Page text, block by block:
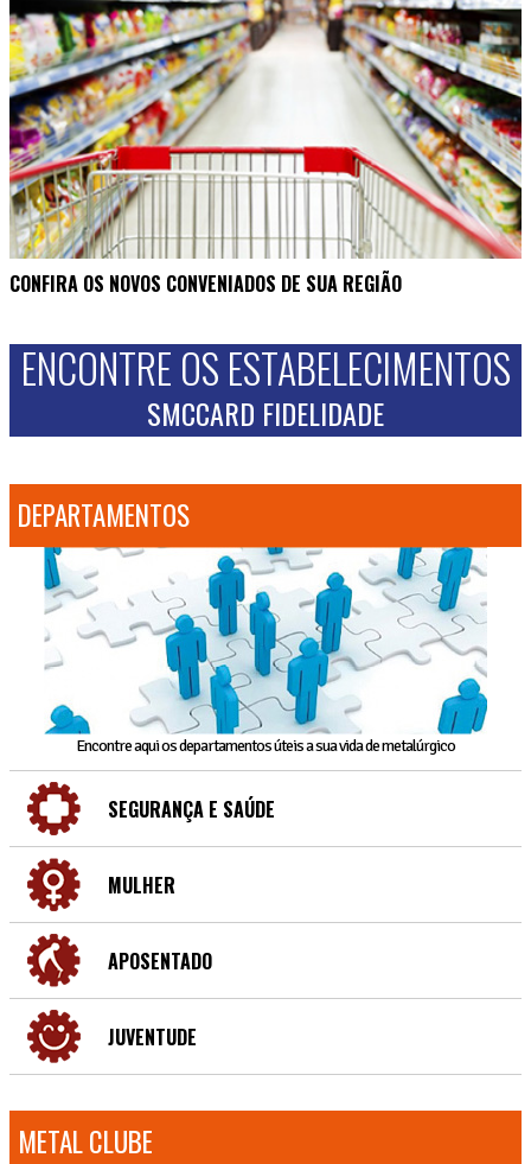
CONFIRA OS NOVOS CONVENIADOS DE SUA REGIÃO
ENCONTRE OS ESTABELECIMENTOS
SMCCARD FIDELIDADE
DEPARTAMENTOS
Encontre aqui os departamentos úteis a sua vida de metalúrgico
SEGURANÇA E SAÚDE
MULHER
APOSENTADO
JUVENTUDE
METAL CLUBE